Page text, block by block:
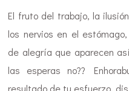
El fruto del trabajo, la
los nervios en el
de alegría que aparecen
las esperas no??
resultado de tu esfuerzo,